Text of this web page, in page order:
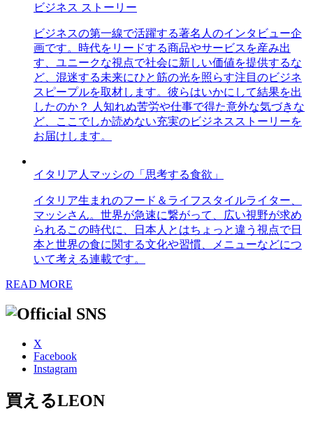
ビジネス ストーリー
ビジネスの第一線で活躍する著名人のインタビュー企
画です。時代をリードする商品やサービスを産み出
す、ユニークな視点で社会に新しい価値を提供するな
ど、混迷する未来にひと筋の光を照らす注目のビジネ
スピープルを取材します。彼らはいかにして結果を出
したのか？ 人知れぬ苦労や仕事で得た意外な気づきな
ど、ここでしか読めない充実のビジネスストーリーを
お届けします。
イタリア人マッシの「思考する食欲」
イタリア生まれのフード＆ライフスタイルライター、
マッシさん。世界が急速に繋がって、広い視野が求め
られるこの時代に、日本人とはちょっと違う視点で日
本と世界の食に関する文化や習慣、メニューなどにつ
いて考える連載です。
READ MORE
X
Facebook
Instagram
買えるLEON